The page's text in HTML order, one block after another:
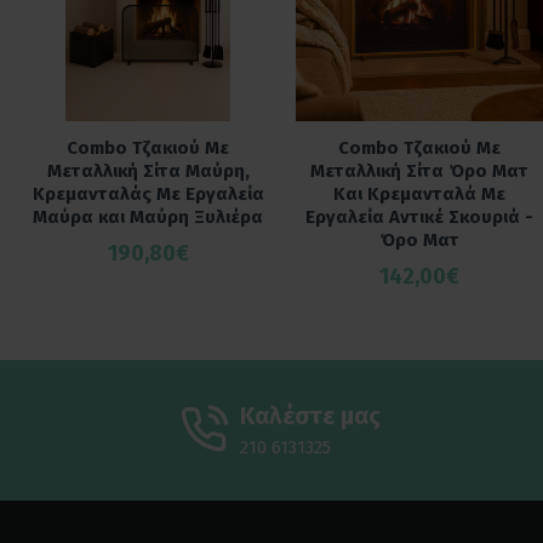
Combo Τζακιού Με
Μεταλλική Σίτα Μαύρη,
Κρεμανταλάς Με Εργαλεία
Μαύρα και Μαύρη Ξυλιέρα
190,80€
Combo Τζακιού Με
Μεταλλική Σίτα Όρο Ματ
Και Kρεμανταλά Με
Εργαλεία Αντικέ Σκουριά -
Όρο Ματ
142,00€
Καλέστε μας
210 6131325